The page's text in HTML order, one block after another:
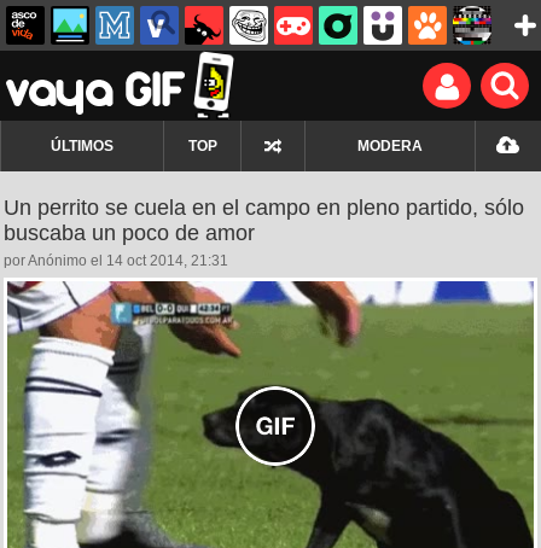
ÚLTIMOS TOP MODERA
Un perrito se cuela en el campo en pleno partido, sólo
buscaba un poco de amor
por Anónimo el 14 oct 2014, 21:31